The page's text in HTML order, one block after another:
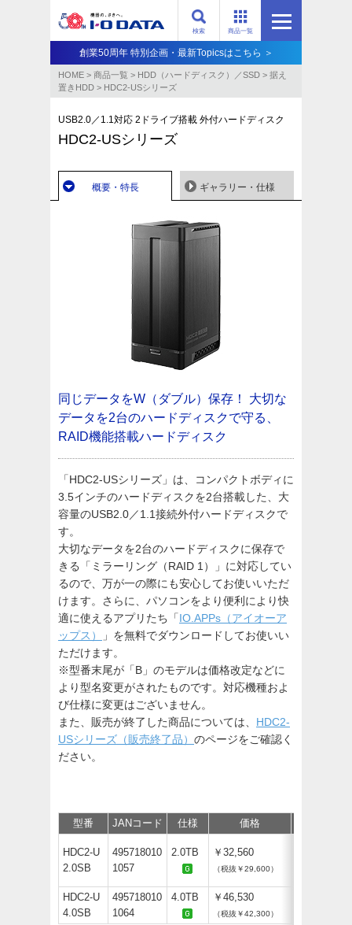
商品一覧
検索
創業50周年 特別企画・最新Topicsはこちら ＞
HOME > 商品一覧 > HDD（ハードディスク）／SSD > 据え
置きHDD > HDC2-USシリーズ
USB2.0／1.1対応 2ドライブ搭載 外付ハードディスク
HDC2-USシリーズ
概要・特長 ギャラリー・仕様
同じデータをW（ダブル）保存！
大切な
データを2台のハードディスクで守る、
RAID機能搭載ハードディスク
「HDC2-USシリーズ」は、コンパクトボディに
3.5インチのハードディスクを2台搭載した、大
容量のUSB2.0／1.1接続外付ハードディスクで
す。
大切なデータを2台のハードディスクに保存で
きる「ミラーリング（RAID 1）」に対応してい
るので、万が一の際にも安心してお使いいただ
けます。さらに、パソコンをより便利により快
適に使えるアプリたち「IO.APPs（アイオーア
ップス）
」を無料でダウンロードしてお使いい
ただけます。
※型番末尾が「B」のモデルは価格改定などに
より型名変更がされたものです。対応機種およ
び仕様に変更はございません。
また、販売が終了した商品については、 HDC2-
USシリーズ（販売終了品） のページをご確認く
ださい。
型番 JANコード 仕様 価格
HDC2-U
2.0SB
495718010
1057
2.0TB ￥32,560
（税抜￥29,600）
HDC2-U
4.0SB
495718010
1064
4.0TB ￥46,530
（税抜￥42,300）